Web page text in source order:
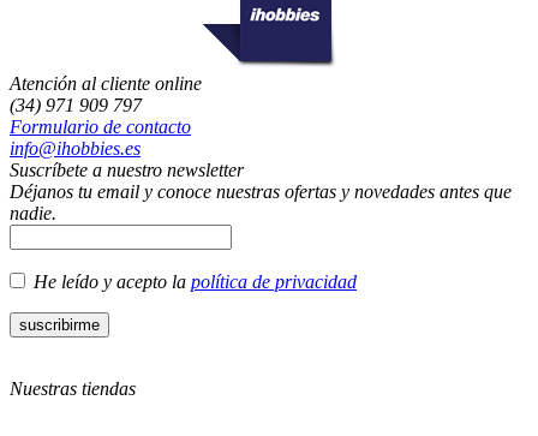
Atención al cliente online
(34) 971 909 797
Formulario de contacto
info@ihobbies.es
Suscríbete a nuestro newsletter
Déjanos tu email y conoce nuestras ofertas y novedades antes que
nadie.
He leído y acepto la política de privacidad
Nuestras tiendas